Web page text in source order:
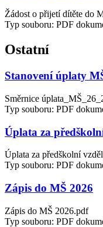
Žádost o přijetí dítěte do
Typ souboru: PDF
Ostatní
Stanovení úplaty
Směrnice
Typ souboru: PDF
Úplata za
Úplata za předškolní
Typ souboru: PDF
Zápis do MŠ 2026
Zápis do MŠ 2026.pdf
Typ souboru: PDF